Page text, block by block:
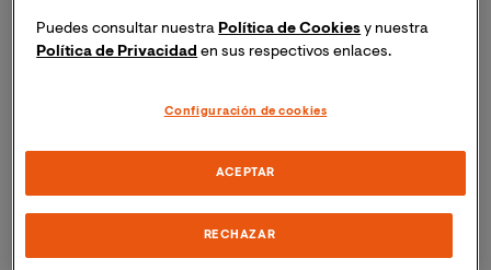
retos a través de sus servicios ecosistémicos:
de hábitat (conservación de la conectividad de
contexto, el seminario se centrará en presentar los
resultados del proyecto ECOVAL, desarrollado durante
Puedes consultar nuestra Política de Cookies y nuestra
Política de Privacidad en sus respectivos enlaces.
Configuración de cookies
RECHAZAR
ACEPTAR